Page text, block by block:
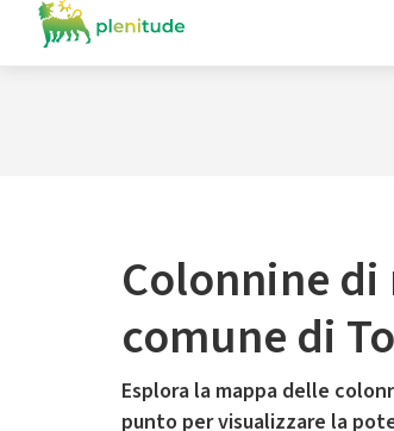
Colonnine
comune di
Esplora la mappa delle
punto per visualizzare la